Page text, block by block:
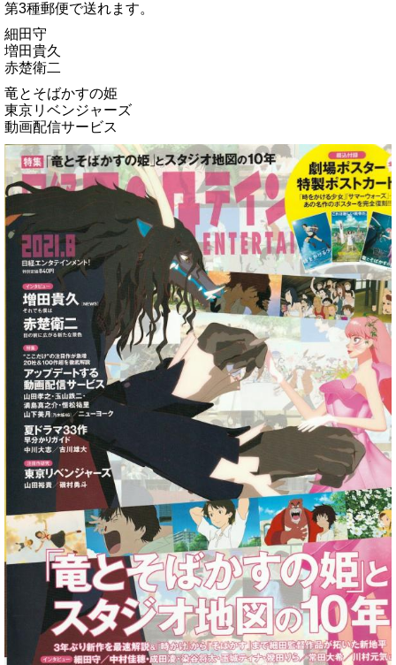
第3種郵便で送れます。
細田守
増田貴久
赤楚衛二
竜とそばかすの姫
東京リベンジャーズ
動画配信サービス